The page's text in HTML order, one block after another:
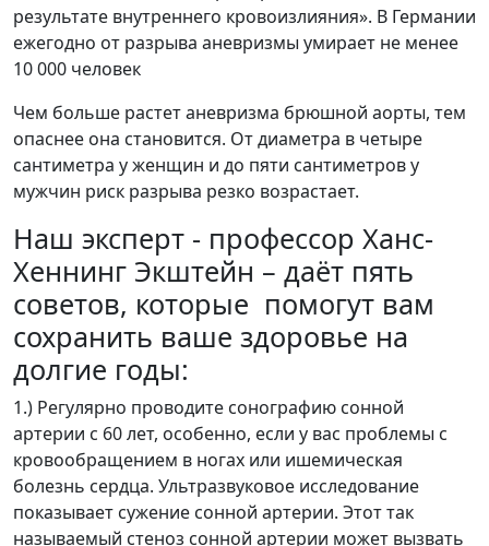
результате внутреннего кровоизлияния». В Германии
ежегодно от разрыва аневризмы умирает не менее
10 000 человек
Чем больше растет аневризма брюшной аорты, тем
опаснее она становится. От диаметра в четыре
сантиметра у женщин и до пяти сантиметров у
мужчин риск разрыва резко возрастает.
Наш эксперт - профессор Ханс-
Хеннинг Экштейн – даёт пять
советов, которые помогут вам
сохранить ваше здоровье на
долгие годы:
1.) Регулярно проводите сонографию сонной
артерии с 60 лет, особенно, если у вас проблемы с
кровообращением в ногах или ишемическая
болезнь сердца. Ультразвуковое исследование
показывает сужение сонной артерии. Этот так
называемый стеноз сонной артерии может вызвать